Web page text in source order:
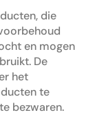
die
en mogen
De
het
te
bezwaren.